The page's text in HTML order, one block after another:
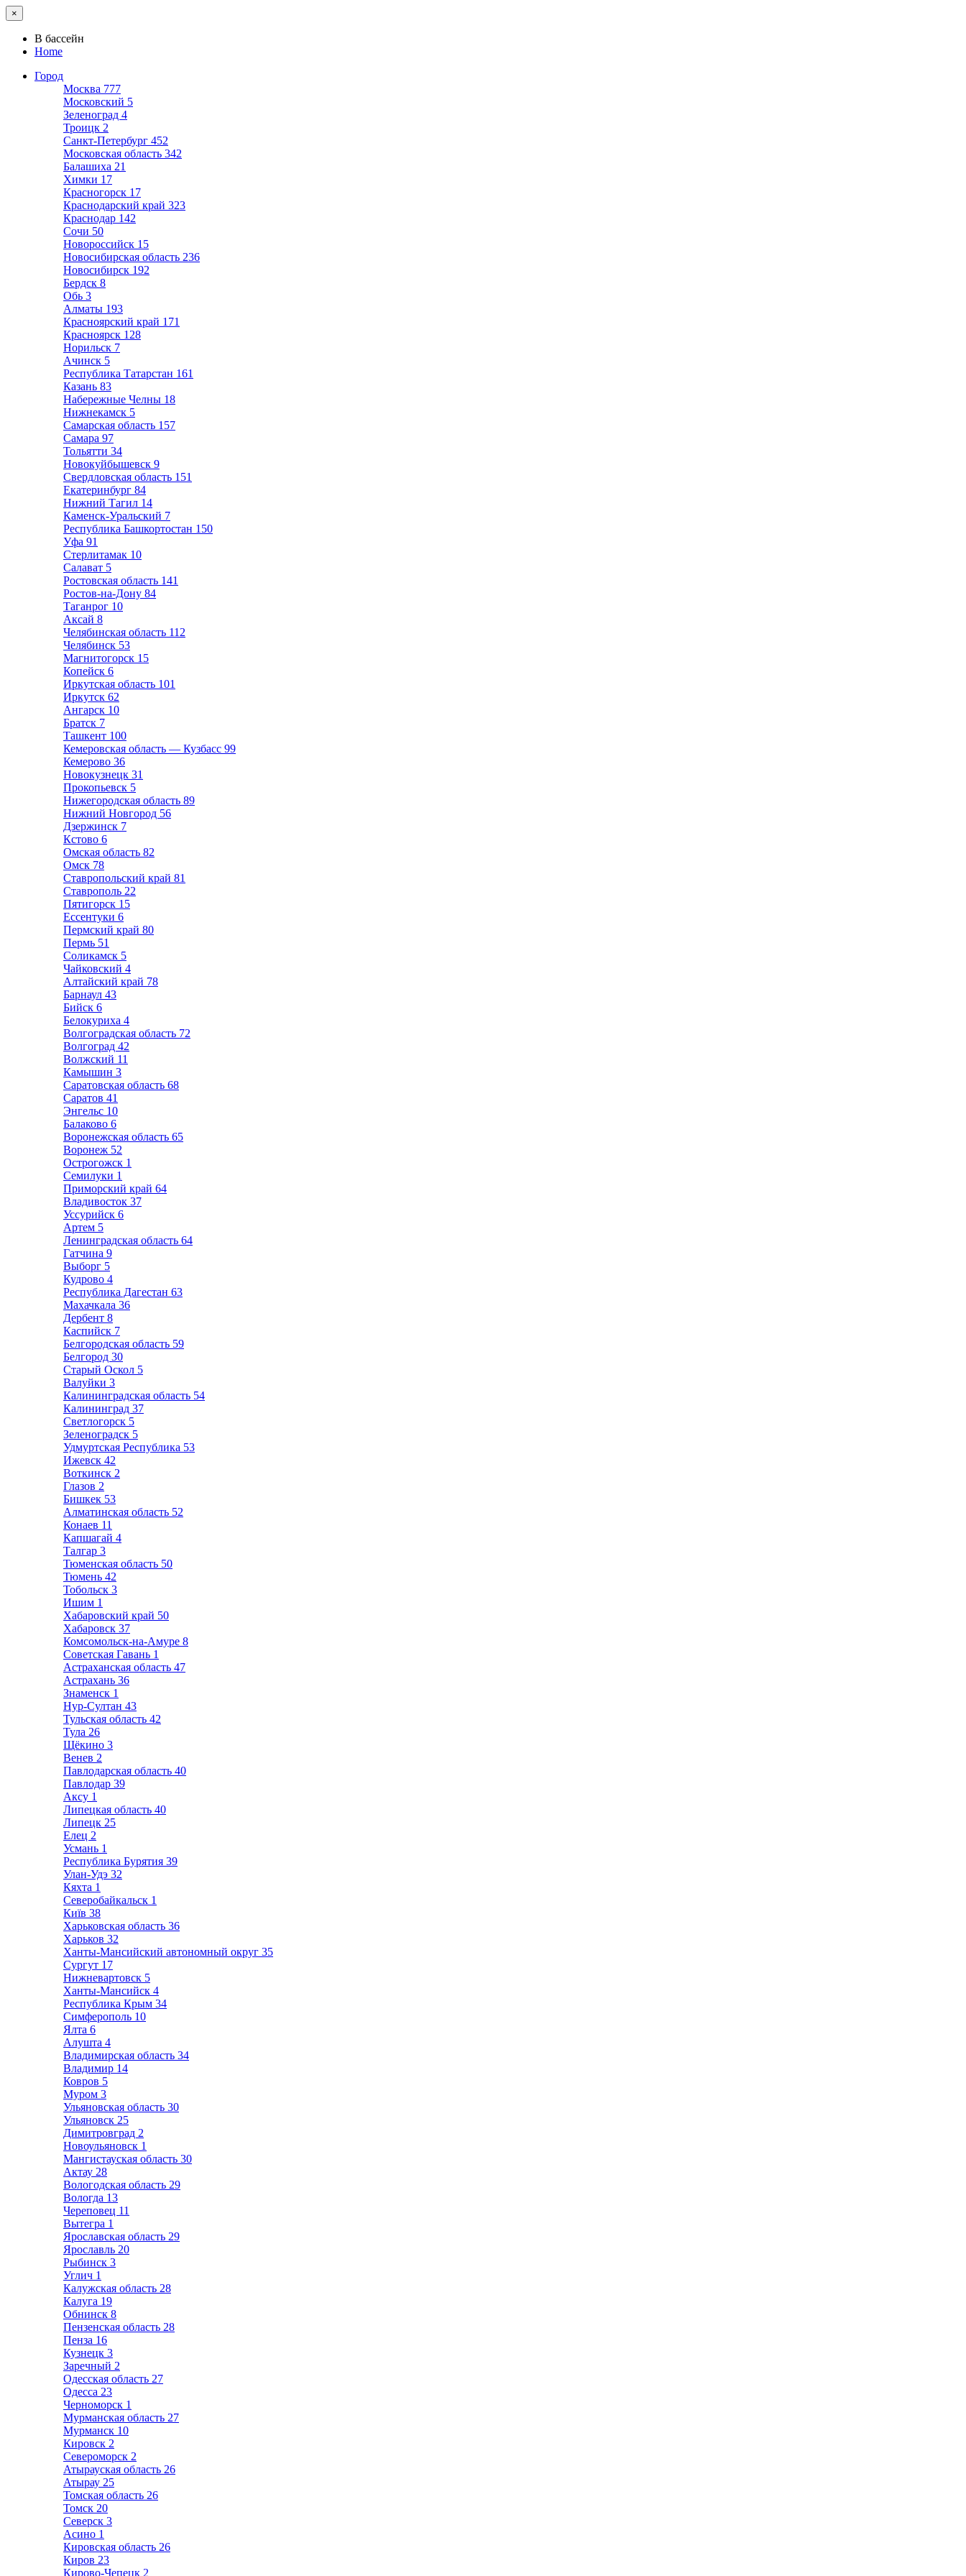
×
В бассейн
Home
Город
Москва 777
Московский 5
Зеленоград 4
Троицк 2
Санкт-Петербург 452
Московская область 342
Балашиха 21
Химки 17
Красногорск 17
Краснодарский край 323
Краснодар 142
Сочи 50
Новороссийск 15
Новосибирская область 236
Новосибирск 192
Бердск 8
Обь 3
Алматы 193
Красноярский край 171
Красноярск 128
Норильск 7
Ачинск 5
Республика Татарстан 161
Казань 83
Набережные Челны 18
Нижнекамск 5
Самарская область 157
Самара 97
Тольятти 34
Новокуйбышевск 9
Свердловская область 151
Екатеринбург 84
Нижний Тагил 14
Каменск-Уральский 7
Республика Башкортостан 150
Уфа 91
Стерлитамак 10
Салават 5
Ростовская область 141
Ростов-на-Дону 84
Таганрог 10
Аксай 8
Челябинская область 112
Челябинск 53
Магнитогорск 15
Копейск 6
Иркутская область 101
Иркутск 62
Ангарск 10
Братск 7
Ташкент 100
Кемеровская область — Кузбасс 99
Кемерово 36
Новокузнецк 31
Прокопьевск 5
Нижегородская область 89
Нижний Новгород 56
Дзержинск 7
Кстово 6
Омская область 82
Омск 78
Ставропольский край 81
Ставрополь 22
Пятигорск 15
Ессентуки 6
Пермский край 80
Пермь 51
Соликамск 5
Чайковский 4
Алтайский край 78
Барнаул 43
Бийск 6
Белокуриха 4
Волгоградская область 72
Волгоград 42
Волжский 11
Камышин 3
Саратовская область 68
Саратов 41
Энгельс 10
Балаково 6
Воронежская область 65
Воронеж 52
Острогожск 1
Семилуки 1
Приморский край 64
Владивосток 37
Уссурийск 6
Артем 5
Ленинградская область 64
Гатчина 9
Выборг 5
Кудрово 4
Республика Дагестан 63
Махачкала 36
Дербент 8
Каспийск 7
Белгородская область 59
Белгород 30
Старый Оскол 5
Валуйки 3
Калининградская область 54
Калининград 37
Светлогорск 5
Зеленоградск 5
Удмуртская Республика 53
Ижевск 42
Воткинск 2
Глазов 2
Бишкек 53
Алматинская область 52
Конаев 11
Капшагай 4
Талгар 3
Тюменская область 50
Тюмень 42
Тобольск 3
Ишим 1
Хабаровский край 50
Хабаровск 37
Комсомольск-на-Амуре 8
Советская Гавань 1
Астраханская область 47
Астрахань 36
Знаменск 1
Нур-Султан 43
Тульская область 42
Тула 26
Щёкино 3
Венев 2
Павлодарская область 40
Павлодар 39
Аксу 1
Липецкая область 40
Липецк 25
Елец 2
Усмань 1
Республика Бурятия 39
Улан-Удэ 32
Кяхта 1
Северобайкальск 1
Київ 38
Харьковская область 36
Харьков 32
Ханты-Мансийский автономный округ 35
Сургут 17
Нижневартовск 5
Ханты-Мансийск 4
Республика Крым 34
Симферополь 10
Ялта 6
Алушта 4
Владимирская область 34
Владимир 14
Ковров 5
Муром 3
Ульяновская область 30
Ульяновск 25
Димитровград 2
Новоульяновск 1
Мангистауская область 30
Актау 28
Вологодская область 29
Вологда 13
Череповец 11
Вытегра 1
Ярославская область 29
Ярославль 20
Рыбинск 3
Углич 1
Калужская область 28
Калуга 19
Обнинск 8
Пензенская область 28
Пенза 16
Кузнецк 3
Заречный 2
Одесская область 27
Одесса 23
Черноморск 1
Мурманская область 27
Мурманск 10
Кировск 2
Североморск 2
Атырауская область 26
Атырау 25
Томская область 26
Томск 20
Северск 3
Асино 1
Кировская область 26
Киров 23
Кирово-Чепецк 2